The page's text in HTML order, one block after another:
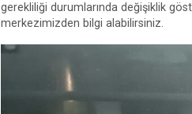
gerekliliği durumlarında değişiklik
merkezimizden bilgi alabilirsiniz.